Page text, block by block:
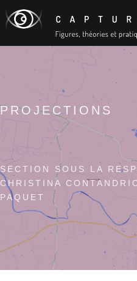
PROJECTIONS
SECTION SOUS LA
CHRISTINA
PAQUET